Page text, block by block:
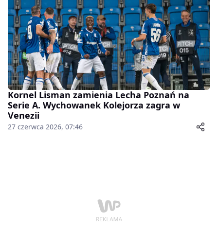
Kornel Lisman zamienia Lecha Poznań na
Serie A. Wychowanek Kolejorza zagra w
Venezii
27 czerwca 2026, 07:46